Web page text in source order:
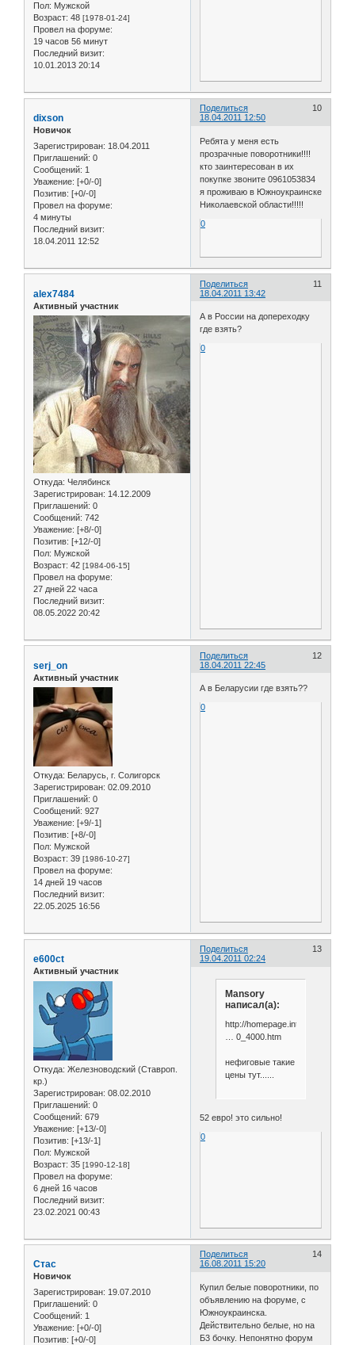
Пол: Мужской
Возраст: 48 [1978-01-24]
Провел на форуме:
19 часов 56 минут
Последний визит:
10.01.2013 20:14
Поделиться
10
18.04.2011 12:50
dixson
Новичок
Зарегистрирован: 18.04.2011
Приглашений: 0
Сообщений: 1
Уважение: [+0/-0]
Позитив: [+0/-0]
Провел на форуме:
4 минуты
Последний визит:
18.04.2011 12:52
Ребята у меня есть
прозрачные поворотники!!!!
кто заинтересован в их
покупке звоните 0961053834
я проживаю в Южноукраинске
Николаевской области!!!!!
0
Поделиться
11
18.04.2011 13:42
alex7484
Активный участник
Откуда: Челябинск
Зарегистрирован: 14.12.2009
Приглашений: 0
Сообщений: 742
Уважение: [+8/-0]
Позитив: [+12/-0]
Пол: Мужской
Возраст: 42 [1984-06-15]
Провел на форуме:
27 дней 22 часа
Последний визит:
08.05.2022 20:42
А в России на допереходку
где взять?
0
Поделиться
12
18.04.2011 22:45
serj_on
Активный участник
Откуда: Беларусь, г. Солигорск
Зарегистрирован: 02.09.2010
Приглашений: 0
Сообщений: 927
Уважение: [+9/-1]
Позитив: [+8/-0]
Пол: Мужской
Возраст: 39 [1986-10-27]
Провел на форуме:
14 дней 19 часов
Последний визит:
22.05.2025 16:56
А в Беларусии где взять??
0
Поделиться
13
19.04.2011 02:24
e600ct
Активный участник
Откуда: Железноводский (Ставроп.
кр.)
Зарегистрирован: 08.02.2010
Приглашений: 0
Сообщений: 679
Уважение: [+13/-0]
Позитив: [+13/-1]
Пол: Мужской
Возраст: 35 [1990-12-18]
Провел на форуме:
6 дней 16 часов
Последний визит:
23.02.2021 00:43
Mansory
написал(а):
http://homepage.internet.lu/
… 0_4000.htm
нефиговые такие
цены тут......
52 евро! это сильно!
0
Поделиться
14
16.08.2011 15:20
Стас
Новичок
Зарегистрирован: 19.07.2010
Приглашений: 0
Сообщений: 1
Уважение: [+0/-0]
Позитив: [+0/-0]
Купил белые поворотники, по
объявлению на форуме, с
Южноукраинска.
Действительно белые, но на
Б3 бочку. Непонятно форум